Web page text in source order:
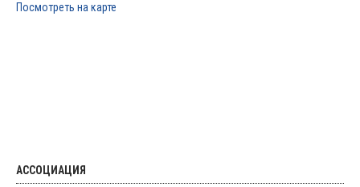
Посмотреть на карте
АССОЦИАЦИЯ